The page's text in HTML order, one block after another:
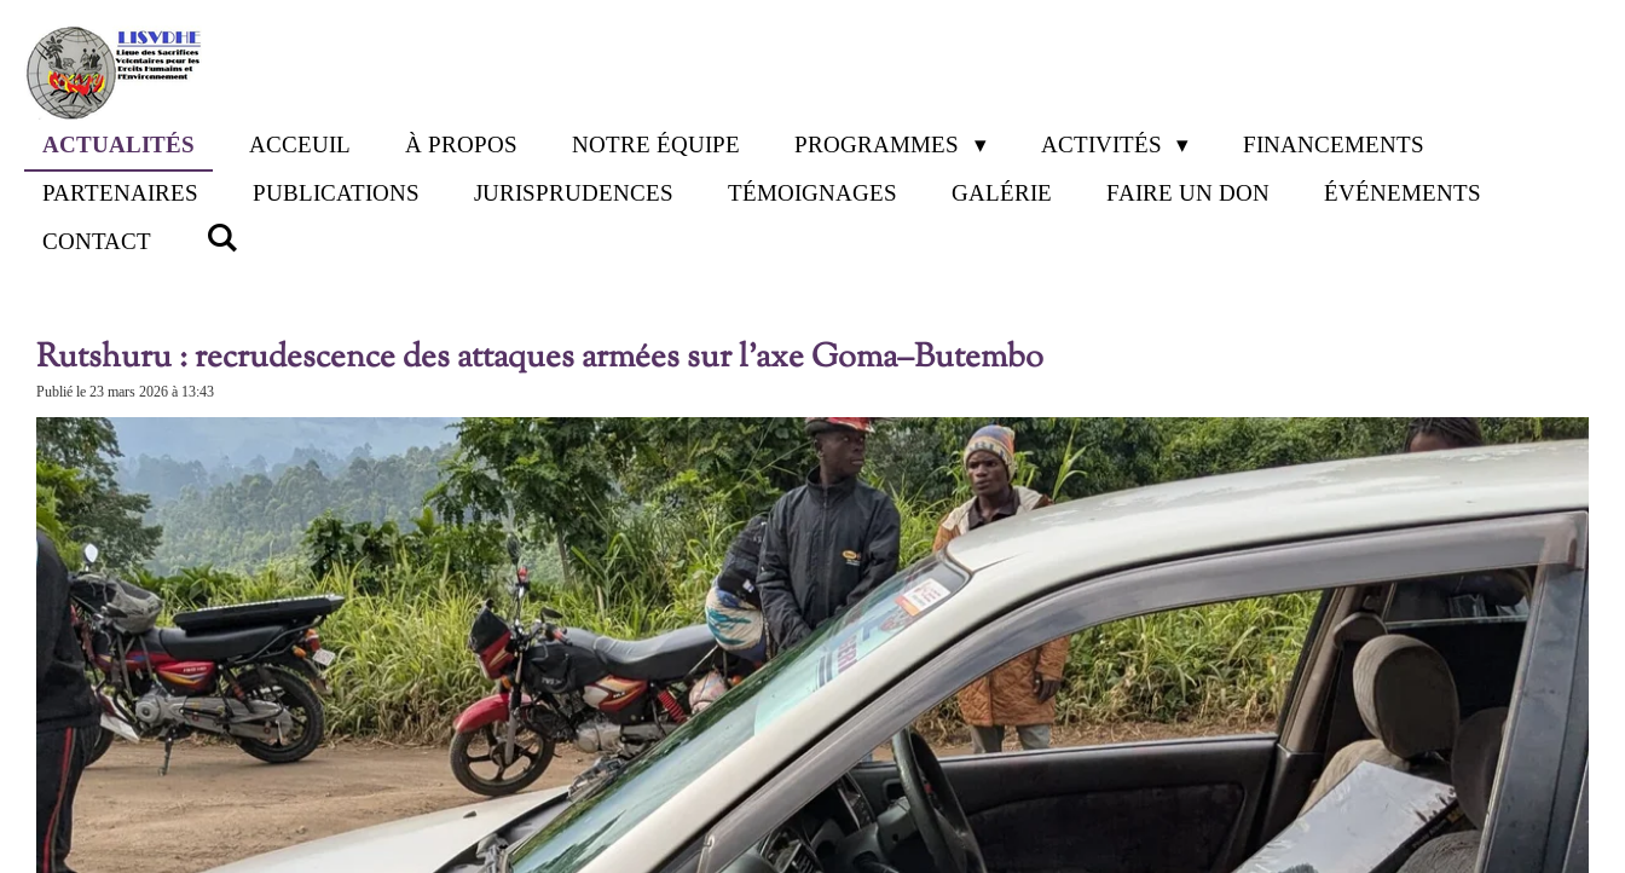
contenu
principal
ACTUALITÉS ACCEUIL À PROPOS NOTRE ÉQUIPE PROGRAMMES ACTIVITÉS
FINANCEMENTS
PARTENAIRES
PUBLICATIONS JURISPRUDENCES TÉMOIGNAGES GALÉRIE FAIRE UN DON
ÉVÉNEMENTS
CONTACT
Rutshuru : recrudescence des attaques armées sur l’axe Goma–Butembo
Publié le 23 mars 2026 à 13:43